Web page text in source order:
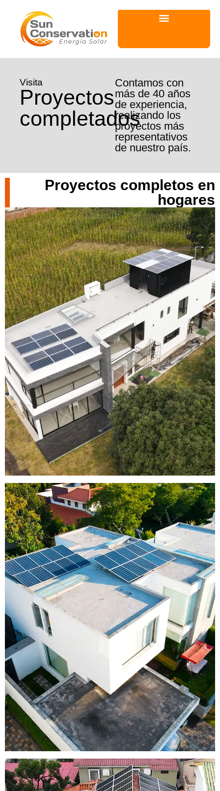
Visita
Proyectos
completados
Contamos con
más de 40 años
de experiencia,
realizando los
proyectos más
representativos
de nuestro país.
Proyectos completos en
hogares